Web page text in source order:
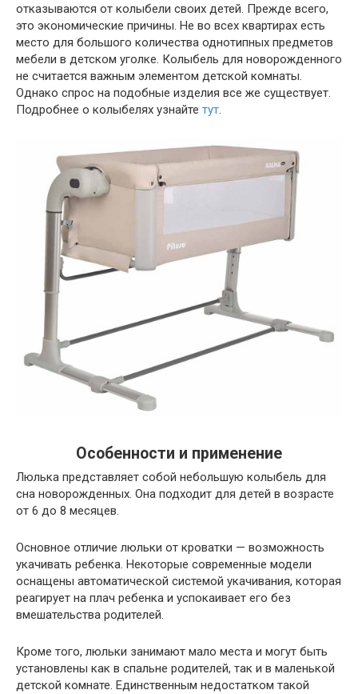
отказываются от колыбели своих детей. Прежде всего,
это экономические причины. Не во всех квартирах есть
место для большого количества однотипных предметов
мебели в детском уголке. Колыбель для новорожденного
не считается важным элементом детской комнаты.
Однако спрос на подобные изделия все же существует.
Подробнее о колыбелях узнайте тут.
Особенности и применение
Люлька представляет собой небольшую колыбель для
сна новорожденных. Она подходит для детей в возрасте
от 6 до 8 месяцев.
Основное отличие люльки от кроватки — возможность
укачивать ребенка. Некоторые современные модели
оснащены автоматической системой укачивания, которая
реагирует на плач ребенка и успокаивает его без
вмешательства родителей.
Кроме того, люльки занимают мало места и могут быть
установлены как в спальне родителей, так и в маленькой
детской комнате. Единственным недостатком такой